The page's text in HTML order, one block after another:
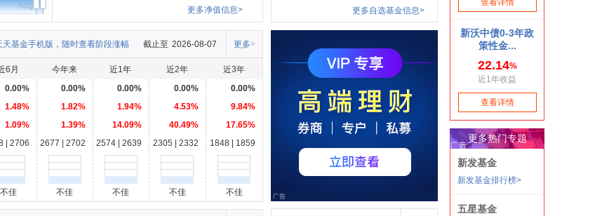
Aug
更多净值信息>
更多自选基金信息>
更多>
截止至 2026-08-07
天基金手机版，随时查看阶段涨幅
6月 今年来 近1年 近2年
近3年
0.00% 0.00% 0.00% 0.00%
0.00%
1.48% 1.82% 1.94% 4.53%
9.84%
1.09% 1.39% 14.09% 40.49%
17.65%
| 2706 2677 | 2702 2574 | 2639 2305 | 2332 1848 | 1859
不佳 不佳 不佳 不佳 不佳